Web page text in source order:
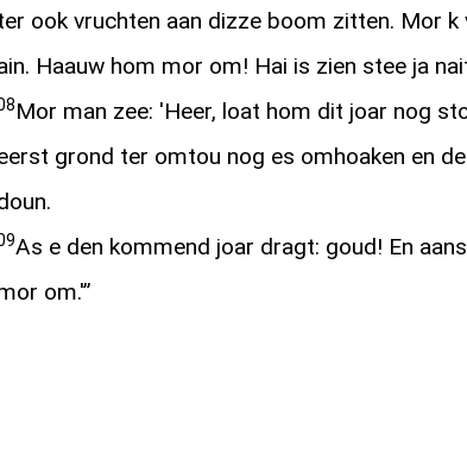
ook vruchten aan dizze boom zitten. Mor k
Haauw hom mor om! Hai is zien stee ja
Mor man zee: 'Heer, loat hom dit joar nog
grond ter omtou nog es omhoaken en
As e den kommend joar dragt: goud! En
om.'”